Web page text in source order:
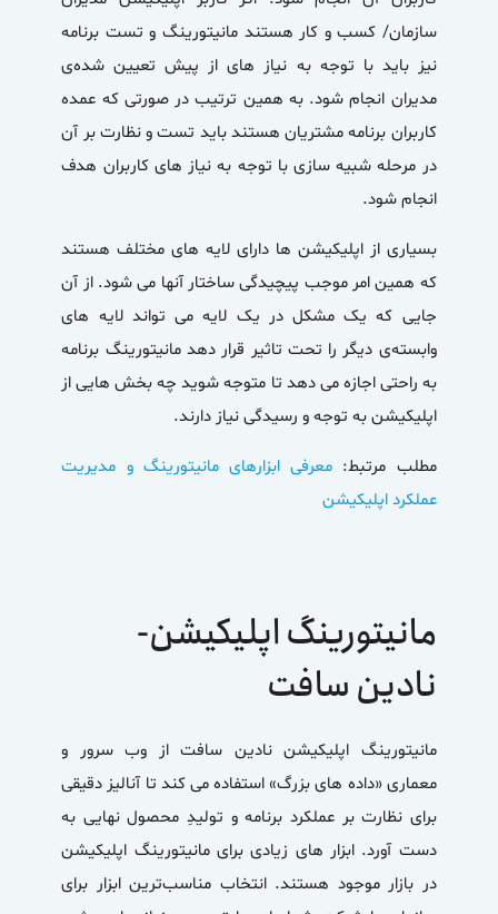
سازمان/ کسب و کار هستند مانیتورینگ و تست برنامه
نیز باید با توجه به نیاز های از پیش تعیین شده‌ی
مدیران انجام شود. به همین ترتیب در صورتی که عمده
کاربران برنامه مشتریان هستند باید تست و نظارت بر آن
در مرحله شبیه سازی با توجه به نیاز های کاربران هدف
انجام شود.
بسیاری از اپلیکیشن ها دارای لایه های مختلف هستند
که همین امر موجب پیچیدگی ساختار آنها می شود. از آن
جایی که یک مشکل در یک لایه می تواند لایه های
وابسته‌ی دیگر را تحت تاثیر قرار دهد مانیتورینگ برنامه
به راحتی اجازه می دهد تا متوجه شوید چه بخش هایی از
اپلیکیشن به توجه و رسیدگی نیاز دارند.
مطلب مرتبط: معرفی ابزارهای مانیتورینگ و مدیریت
عملکرد اپلیکیشن‌
مانیتورینگ اپلیکیشن-
نادین سافت
مانیتورینگ اپلیکیشننادین سافت از وب سرور و
معماری «داده های بزرگ» استفاده می کند تا آنالیز دقیقی
برای نظارت بر عملکرد برنامه و تولیدِ محصول نهایی به
دست آورد. ابزار های زیادی برایمانیتورینگ اپلیکیشن
در بازار موجود هستند. انتخاب مناسب‌ترین ابزار برای